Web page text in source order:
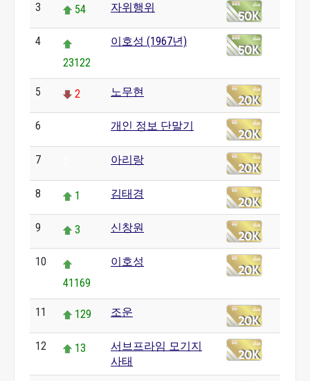
3 54 자위행위
4
23122
이호성 (1967년)
5 2 노무현
6 개인 정보 단말기
7 아리랑
8 1 김태경
9 3 신창원
10
41169
이호성
11 129 조운
12 13
서브프라임 모기지
사태